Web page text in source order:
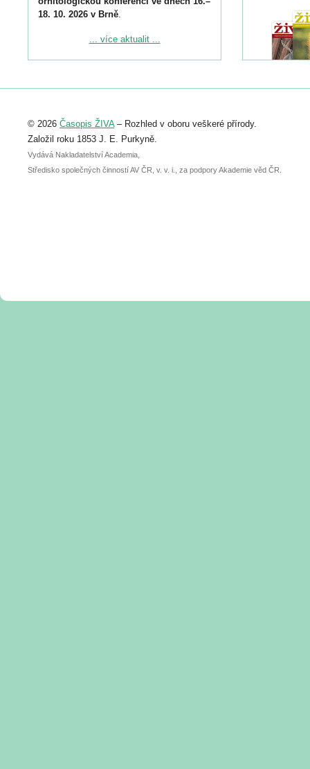
18. 10. 2026 v Brně.
Podrobnější informace ke konferenci
Registrovat se můžete do 6. září.
abstraktu přihlášené přednášky nebo
posteru je už 30. června.
... více aktualit ...
© 2026 Časopis ŽIVA– Rozhled v oboru veškeré přírody.
Založil roku 1853 J. E. Purkyně.
Vydává Nakladatelství Academia,
Středisko společných činností AV ČR, v. v. i., za podpory Akademie věd ČR.